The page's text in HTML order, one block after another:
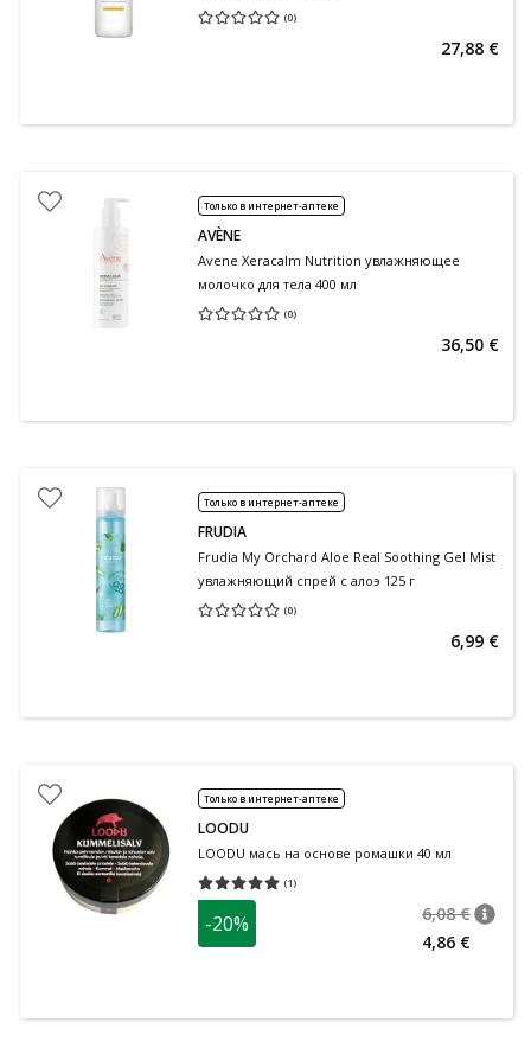
(0)
Средняя оценка 0.00
27,88 €
Только в интернет-аптеке
AVÈNE
Avene Xeracalm Nutrition увлажняющее
молочко для тела 400 мл
(0)
Средняя оценка 0.00
36,50 €
Только в интернет-аптеке
FRUDIA
Frudia My Orchard Aloe Real Soothing Gel Mist
увлажняющий спрей с алоэ 125 г
(0)
Средняя оценка 0.00
6,99 €
Только в интернет-аптеке
LOODU
LOODU мась на основе ромашки 40 мл
(1)
Средняя оценка 5.00
-20% 6,08 €
4,86 €